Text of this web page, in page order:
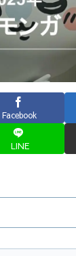
Facebook
LINE